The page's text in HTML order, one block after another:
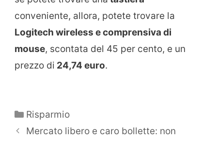
conveniente, allora, potete trovare la
Logitech wireless e comprensiva di
mouse, scontata del 45 per cento, e un
prezzo di 24,74 euro.
Categorie
Risparmio
Mercato libero e caro bollette: non